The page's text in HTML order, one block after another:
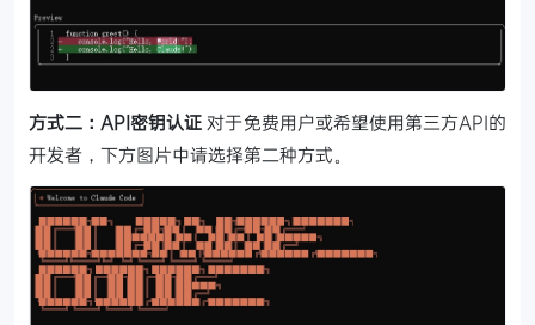
方式二：API密钥认证 对于免费用户或希望使用第三方API的
开发者，下方图片中请选择第二种方式。